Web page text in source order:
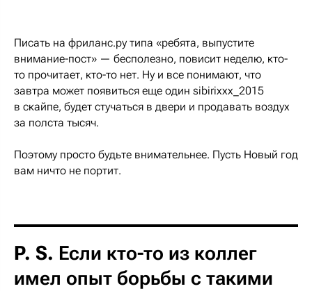
Писать на фриланс.ру типа «ребята, выпустите
внимание-пост» — бесполезно, повисит неделю, кто-
то прочитает, кто-то нет. Ну и все понимают, что
завтра может появиться еще один sibirixxx_2015
в скайпе, будет стучаться в двери и продавать воздух
за полста тысяч.
Поэтому просто будьте внимательнее. Пусть Новый год
вам ничто не портит.
P. S. Если кто-то из коллег
имел опыт борьбы с такими